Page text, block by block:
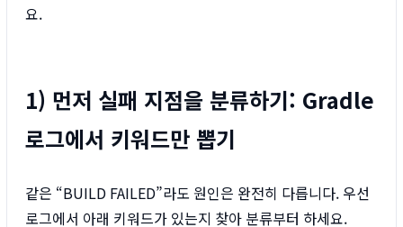
요.
1) 먼저 실패 지점을 분류하기: Gradle
로그에서 키워드만 뽑기
같은 “BUILD FAILED”라도 원인은 완전히 다릅니다. 우선
로그에서 아래 키워드가 있는지 찾아 분류부터 하세요.